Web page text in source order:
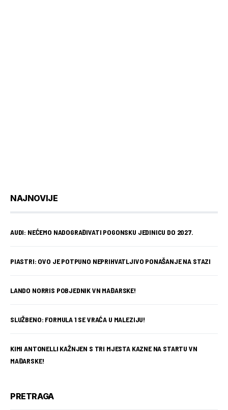
NAJNOVIJE
AUDI: NEĆEMO NADOGRAĐIVATI POGONSKU JEDINICU DO 2027.
PIASTRI: OVO JE POTPUNO NEPRIHVATLJIVO PONAŠANJE NA STAZI
LANDO NORRIS POBJEDNIK VN MAĐARSKE!
SLUŽBENO: FORMULA 1 SE VRAĆA U MALEZIJU!
KIMI ANTONELLI KAŽNJEN S TRI MJESTA KAZNE NA STARTU VN
MAĐARSKE!
PRETRAGA